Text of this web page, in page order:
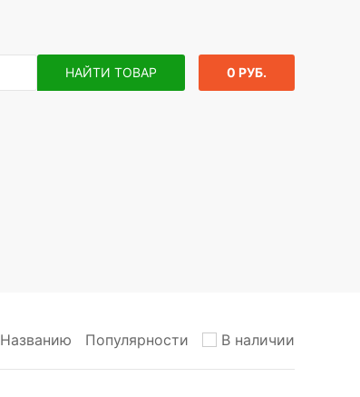
НАЙТИ ТОВАР 0 РУБ.
Названию Популярности В наличии